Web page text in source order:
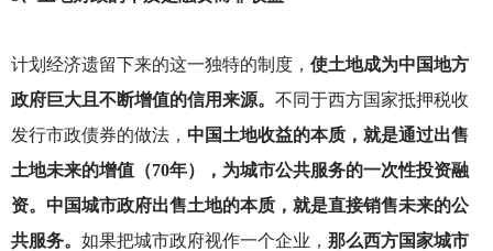
计划经济遗留下来的这一独特的制度， 使土地成为中国地方
政府巨大且不断增值的信用来源。 不同于西方国家抵押税收
发行市政债券的做法， 中国土地收益的本质，就是通过出售
土地未来的增值（70年），为城市公共服务的一次性投资融
资。中国城市政府出售土地的本质，就是直接销售未来的公
共服务。 如果把城市政府视作一个企业， 那么西方国家城市